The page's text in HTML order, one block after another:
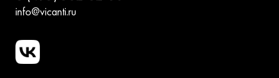
info@vicanti.ru